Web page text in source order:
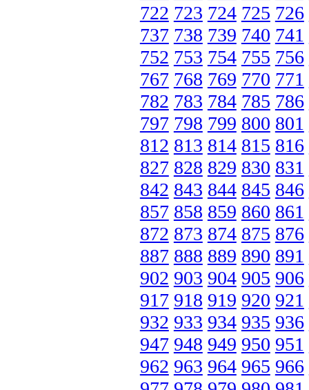
722 723 724 725 726
737 738 739 740 741
752 753 754 755 756
767 768 769 770 771
782 783 784 785 786
797 798 799 800 801
812 813 814 815 816
827 828 829 830 831
842 843 844 845 846
857 858 859 860 861
872 873 874 875 876
887 888 889 890 891
902 903 904 905 906
917 918 919 920 921
932 933 934 935 936
947 948 949 950 951
962 963 964 965 966